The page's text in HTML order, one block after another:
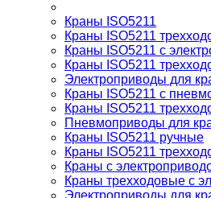
Краны ISO5211
Краны ISO5211
Краны ISO5211 с
Краны ISO5211
Электроприводы для
Краны ISO5211 с
Краны ISO5211
Пневмоприводы для
Краны ISO5211 ручные
Краны ISO5211
Краны с
Краны трехходовые с
Электроприводы для